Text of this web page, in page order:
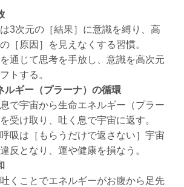
3次元の［結果］に意識を縛り、高
［原因］を見えなくする習慣。
通じて思考を手放し、意識を高次元
トする。
ルギー（プラーナ）の循環
で宇宙から生命エネルギー（プラー
受け取り、吐く息で宇宙に返す。
吸は［もらうだけで返さない］宇宙
反となり、運や健康を損なう。
くことでエネルギーがお腹から足先